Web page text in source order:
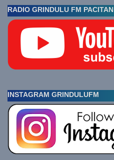
RADIO GRINDULU FM PACITAN
INSTAGRAM GRINDULUFM